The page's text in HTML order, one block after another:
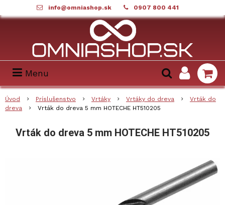
info@omniashop.sk 0907 800 441
Menu
Úvod Príslušenstvo Vrtáky Vrtáky do dreva
Vrták do
dreva
Vrták do dreva 5 mm HOTECHE HT510205
Vrták do dreva 5 mm HOTECHE HT510205